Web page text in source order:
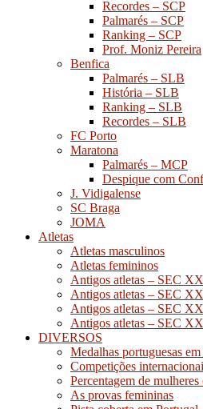
Recordes – SCP
Palmarés – SCP
Ranking – SCP
Prof. Moniz Pereira
Benfica
Palmarés – SLB
História – SLB
Ranking – SLB
Recordes – SLB
FC Porto
Maratona
Palmarés – MCP
Despique com
J. Vidigalense
SC Braga
JOMA
Atletas
Atletas masculinos
Atletas femininos
Antigos atletas – SEC
Antigos atletas – SEC
Antigos atletas – SEC
Antigos atletas – SEC
DIVERSOS
Medalhas portuguesas
Competições
Percentagem de
As provas femininas